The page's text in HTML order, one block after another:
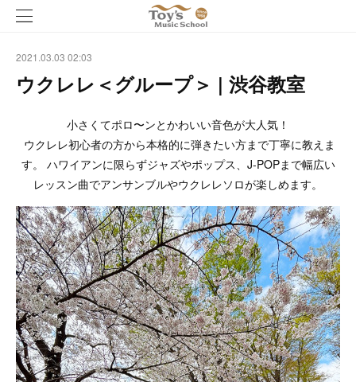
2021.03.03 02:03
ウクレレ＜グループ＞ | 渋谷教室
小さくてポロ〜ンとかわいい音色が大人気！
ウクレレ初心者の方から本格的に弾きたい方まで丁寧に教えま
す。 ハワイアンに限らずジャズやポップス、J-POPまで幅広い
レッスン曲でアンサンブルやウクレレソロが楽しめます。